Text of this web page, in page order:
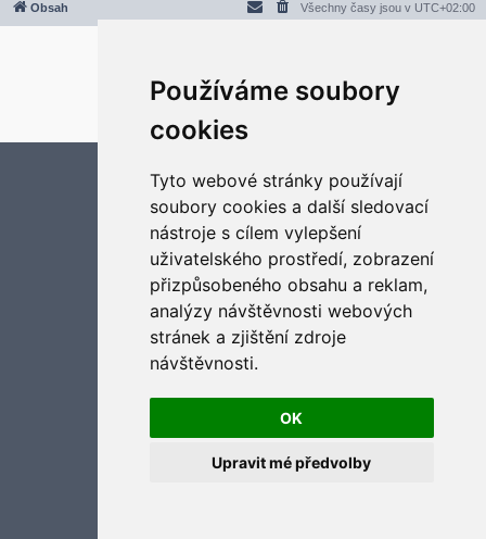
Používáme soubory
cookies
Tyto webové stránky používají
soubory cookies a další sledovací
nástroje s cílem vylepšení
uživatelského prostředí, zobrazení
přizpůsobeného obsahu a reklam,
analýzy návštěvnosti webových
stránek a zjištění zdroje
návštěvnosti.
OK
Upravit mé předvolby
Obsah Všechny časy jsou v UTC+02:00
Český překlad –
Soukromí
Aktualizujte předvolby souborů cookies